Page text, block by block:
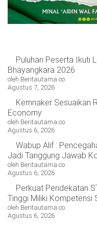
Puluhan Peserta Ikuti
Bhayangkara 2026
oleh Beritautama.co
Agustus 7, 2026
Kemnaker Sesuaikan
Economy
oleh Beritautama.co
Agustus 6, 2026
Wabup Alif :
Jadi Tanggung Jawab
oleh Beritautama.co
Agustus 6, 2026
Perkuat Pendekatan
Tinggi Miliki Kompetensi
oleh Beritautama.co
Agustus 6, 2026